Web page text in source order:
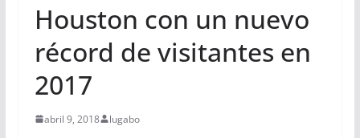
Houston con un nuevo
récord de visitantes en
2017
abril 9, 2018 lugabo